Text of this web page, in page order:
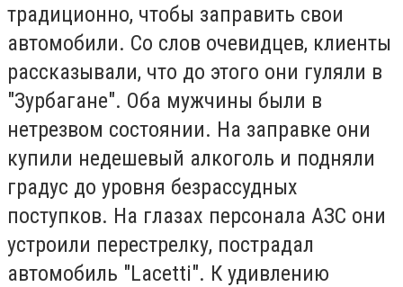
традиционно, чтобы заправить свои
автомобили. Со слов очевидцев, клиенты
рассказывали, что до этого они гуляли в
"Зурбагане". Оба мужчины были в
нетрезвом состоянии. На заправке они
купили недешевый алкоголь и подняли
градус до уровня безрассудных
поступков. На глазах персонала АЗС они
устроили перестрелку, пострадал
автомобиль "Lacetti". К удивлению